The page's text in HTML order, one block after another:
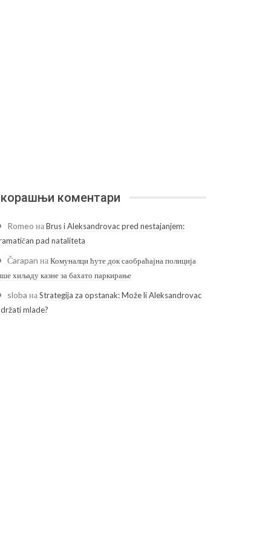
коментари
Romeo наBrus i Aleksandrovac pred nestajanjem:
pad nataliteta
Čarapan наКомуналци ћуте док саобраћајна полиција
хиљаду казне за бахато паркирање
sloba наStrategija za opstanak: Može li Aleksandrovac
mlade?